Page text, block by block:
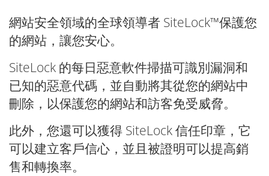
網站安全領域的全球領導者 SiteLock™保護您
的網站，讓您安心。
SiteLock 的每日惡意軟件掃描可識別漏洞和
已知的惡意代碼，並自動將其從您的網站中
刪除，以保護您的網站和訪客免受威脅。
此外，您還可以獲得 SiteLock 信任印章，它
可以建立客戶信心，並且被證明可以提高銷
售和轉換率。